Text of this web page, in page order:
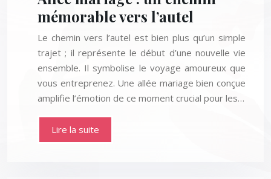
mémorable vers l’autel
Le chemin vers l’autel est bien plus qu’un simple
trajet ; il représente le début d’une nouvelle vie
ensemble. Il symbolise le voyage amoureux que
vous entreprenez. Une allée mariage bien conçue
amplifie l’émotion de ce moment crucial pour les…
Lire la suite